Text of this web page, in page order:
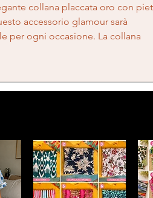
collana placcata oro con
accessorio glamour sarà
per ogni occasione. La collana
è il modo perfetto per
outfit. Aggiungi un tocco